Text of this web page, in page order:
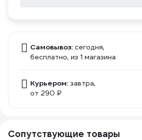
Самовывоз: сегодня,
бесплатно, из 1 магазина
Курьером: завтра,
от 290 ₽
Сопутствующие товары